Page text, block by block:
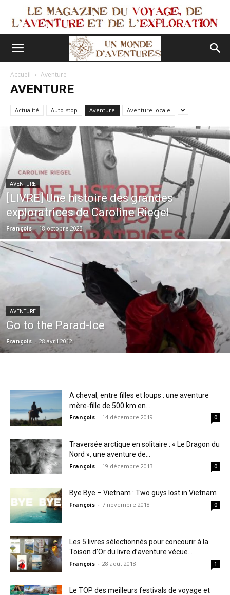
Accueil Aventure
AVENTURE
Actualité Auto-stop Aventure Aventure locale
AVENTURE
[LIVRE] Une histoire des grandes
exploratrices de Caroline Riegel
François - 18 octobre 2023
AVENTURE
Go to the Parad-Ice
François - 28 avril 2012
A cheval, entre filles et loups : une aventure
mère-fille de 500 km en...
François - 14 décembre 2019 0
Traversée arctique en solitaire : « Le Dragon du
Nord », une aventure de...
François - 19 décembre 2013 0
Bye Bye – Vietnam : Two guys lost in Vietnam
François - 7 novembre 2018 0
Les 5 livres sélectionnés pour concourir à la
Toison d’Or du livre d’aventure vécue...
François - 28 août 2018 1
Le TOP des meilleurs festivals de voyage et